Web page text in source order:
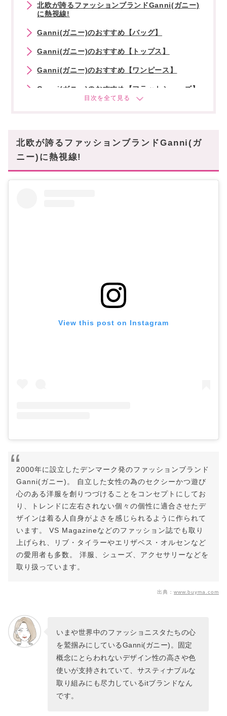
北欧が誇るファッションブランドGanni(ガニー)
に熱視線!
Ganni(ガニー)のおすすめ【バッグ】
Ganni(ガニー)のおすすめ【トップス】
Ganni(ガニー)のおすすめ【ワンピース】
Ganni(ガニー)のおすすめ【フラットシューズ】
北欧が誇るファッションブランドGanni(ガ
ニー)に熱視線!
View this post on Instagram
2000年に設立したデンマーク発のファッションブランド
Ganni(ガニー)。 自立した女性の為のセクシーかつ遊び
心のある洋服を創りつづけることをコンセプトにしてお
り、トレンドに左右されない個々の個性に適合させたデ
ザインは着る人自身がよさを感じられるように作られて
います。 VS Magazineなどのファッション誌でも取り
上げられ、リブ・タイラーやエリザベス・オルセンなど
の愛用者も多数。 洋服、シューズ、アクセサリーなどを
取り扱っています。
出典： www.buyma.com
いまや世界中のファッショニスタたちの心
を鷲掴みにしているGanni(ガニー)。固定
概念にとらわれないデザイン性の高さや色
使いが支持されていて、サスティナブルな
取り組みにも尽力しているitブランドなん
です。